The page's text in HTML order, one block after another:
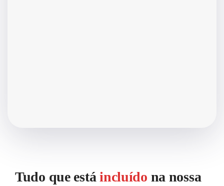
Tudo que estáincluído na nossa